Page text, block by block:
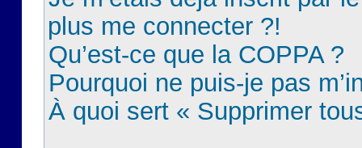
plus me connecter ?!
Qu’est-ce que la COPPA ?
Pourquoi ne puis-je pas
À quoi sert « Supprimer